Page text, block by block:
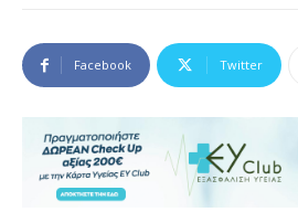
Facebook Twitter